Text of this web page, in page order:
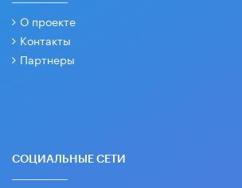
О проекте
Контакты
Партнеры
СОЦИАЛЬНЫЕ СЕТИ